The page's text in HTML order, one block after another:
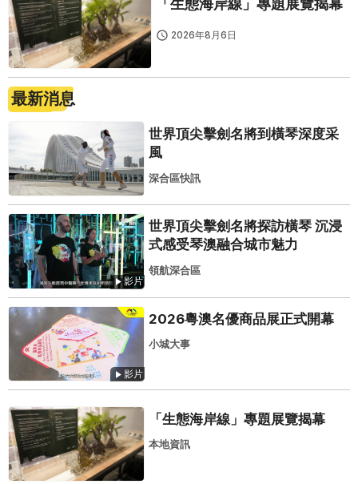
2026年8月6日
最新消息
世界頂尖擊劍名將到橫琴深度采
風
深合區快訊
影片
世界頂尖擊劍名將探訪橫琴 沉浸
式感受琴澳融合城市魅力
領航深合區
影片
2026粵澳名優商品展正式開幕
小城大事
「生態海岸線」專題展覽揭幕
本地資訊